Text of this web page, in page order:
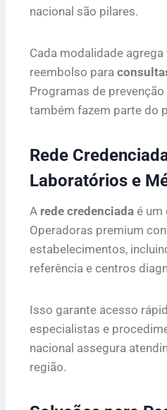
nacional são pilares.
Cada modalidade
reembolso para
Programas de
também fazem parte do
Rede
Laboratórios e
A rede credenciada é um
Operadoras premium
estabelecimentos,
referência e centros
Isso garante acesso
especialistas e
nacional assegura
região.